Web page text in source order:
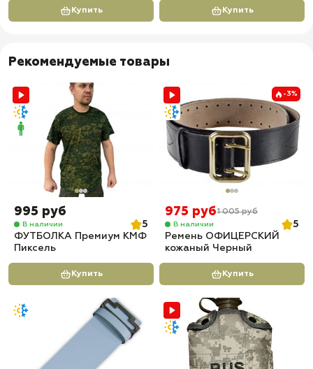
Купить Купить
Рекомендуемые товары
995 руб
В наличии
5
ФУТБОЛКА Премиум КМФ
Пиксель
Купить
-3%
975 руб1 005 руб
В наличии
5
Ремень ОФИЦЕРСКИЙ
кожаный Черный
Купить